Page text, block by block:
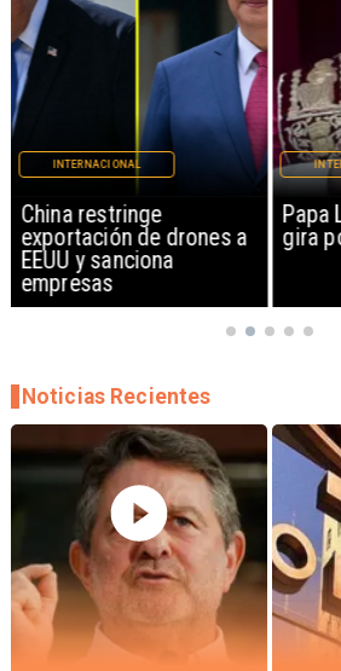
Papa León XIV anuncia
gira por Sudamérica
INTERNACIONAL
Milei
Noticias Recientes